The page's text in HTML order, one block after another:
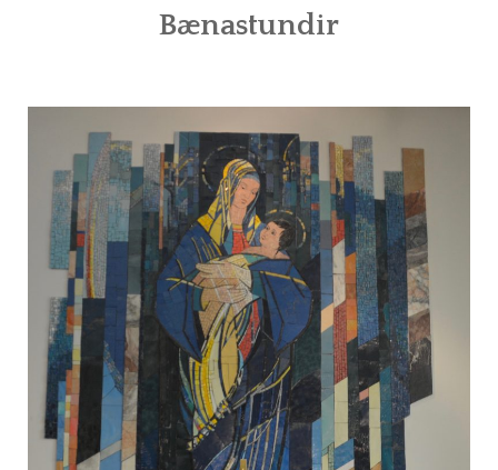
UM HÁTEIGSKIRKJU
GÆÐASTUNDIR
TÓNLIST
GALLERÍ GÖNG
Bænastundir